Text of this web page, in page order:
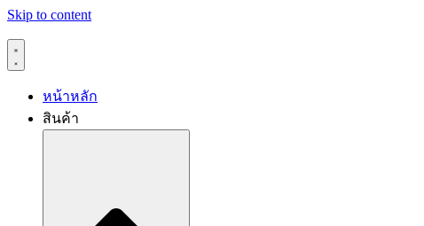
Skip to content
หน้าหลัก
สินค้า